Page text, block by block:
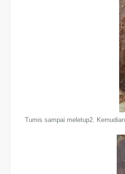
Tumis sampai meletup2.